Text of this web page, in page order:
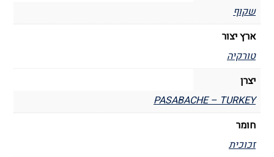
שקוף
ארץ יצור
טורקיה
יצרן
PASABACHE – TURKEY
חומר
זכוכית